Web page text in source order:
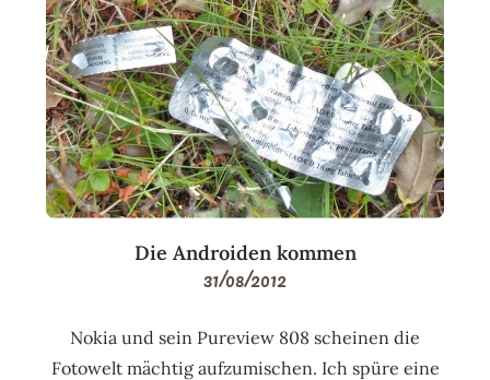
Die Androiden kommen
31/08/2012
Nokia und sein Pureview 808 scheinen die
Fotowelt mächtig aufzumischen. Ich spüre eine